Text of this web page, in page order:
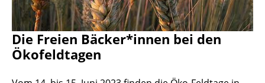
Die Freien Bäcker*innen bei den
Ökofeldtagen